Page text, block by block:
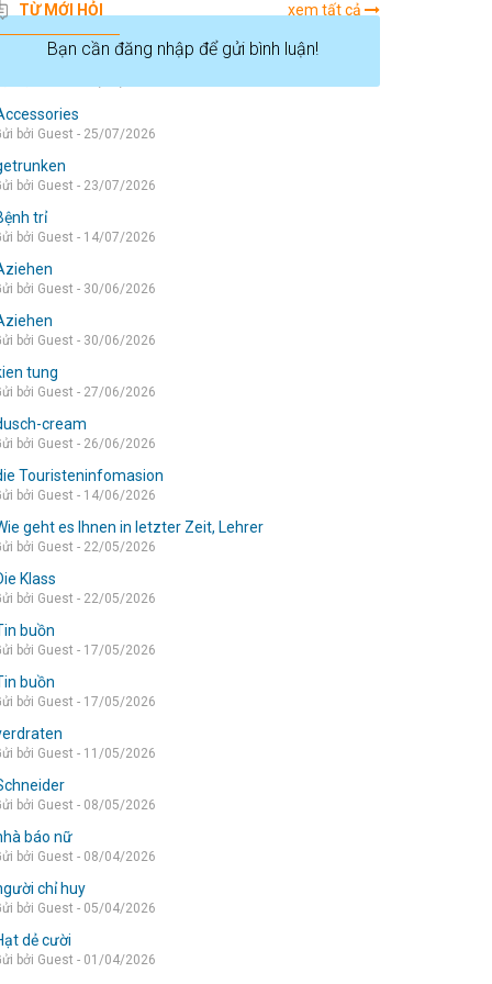
Bạn cần đăng nhập để gửi bình luận!
TỪ MỚI HỎI xem tất cả
die wohnung
bởi Guest - 25/07/2026
bởi Guest - 23/07/2026
trỉ
bởi Guest - 14/07/2026
bởi Guest - 30/06/2026
bởi Guest - 30/06/2026
tung
bởi Guest - 27/06/2026
cream
bởi Guest - 26/06/2026
Touristeninfomasion
bởi Guest - 14/06/2026
geht es Ihnen in letzter Zeit, Lehrer
bởi Guest - 22/05/2026
Klass
bởi Guest - 22/05/2026
buồn
bởi Guest - 17/05/2026
buồn
bởi Guest - 17/05/2026
bởi Guest - 11/05/2026
bởi Guest - 08/05/2026
báo nữ
bởi Guest - 08/04/2026
chỉ huy
bởi Guest - 05/04/2026
dẻ cười
bởi Guest - 01/04/2026